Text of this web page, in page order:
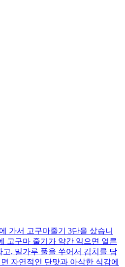
가서 고구마줄기 3단을 샀습니
고구마 줄기가 약간 익으면 얼른
, 밀가루 풀을 쑤어서 김치를 담
자연적인 단맛과 아삭한 식감에